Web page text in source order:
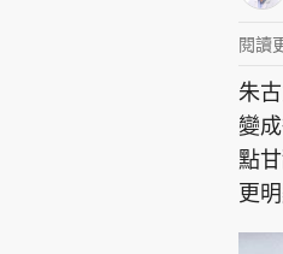
東
樂在
飲食
閱讀
朱
變
點
更